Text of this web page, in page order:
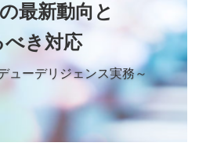
最新動向と
べき対応
ューデリジェンス実務～